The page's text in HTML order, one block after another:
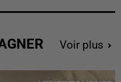
Voir plus